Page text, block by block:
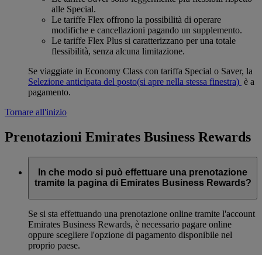
alle Special.
Le tariffe Flex offrono la possibilità di operare
modifiche e cancellazioni pagando un supplemento.
Le tariffe Flex Plus si caratterizzano per una totale
flessibilità, senza alcuna limitazione.
Se viaggiate in Economy Class con tariffa Special o Saver, la
Selezione anticipata del posto(si apre nella stessa finestra) è a
pagamento.
Tornare all'inizio
Prenotazioni Emirates Business Rewards
In che modo si può effettuare una prenotazione
tramite la pagina di Emirates Business Rewards?
Se si sta effettuando una prenotazione online tramite l'account
Emirates Business Rewards, è necessario pagare online
oppure scegliere l'opzione di pagamento disponibile nel
proprio paese.